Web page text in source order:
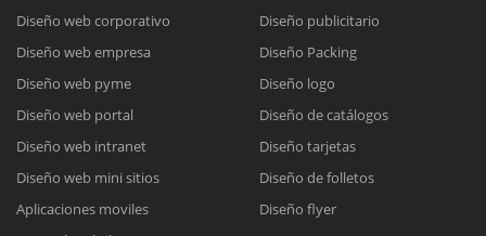
Diseño web corporativo
Diseño web empresa
Diseño web pyme
Diseño web portal
Diseño web intranet
Diseño web mini sitios
Aplicaciones moviles
Diseño publicitario
Diseño Packing
Diseño logo
Diseño de catálogos
Diseño tarjetas
Diseño de folletos
Diseño flyer